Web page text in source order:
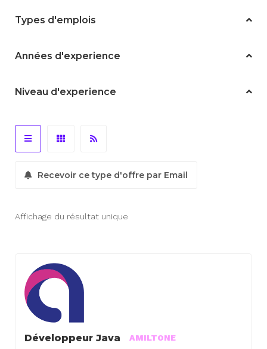
Types d'emplois
Années d'experience
Niveau d'experience
Recevoir ce type d'offre par Email
Affichage du résultat unique
Développeur Java AMILTONE